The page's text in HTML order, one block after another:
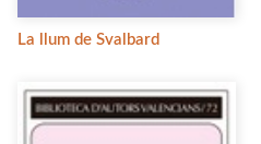
La llum de Svalbard